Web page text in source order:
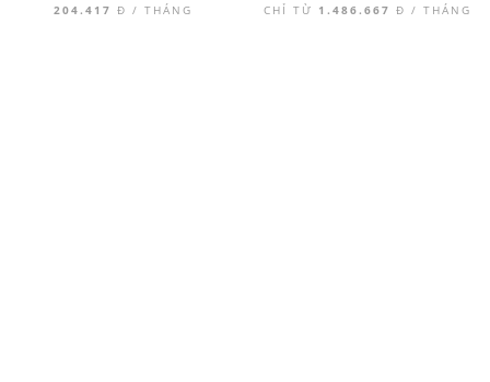
204.417 Đ / THÁNG
CHỈ TỪ 1.486.667 Đ / THÁNG